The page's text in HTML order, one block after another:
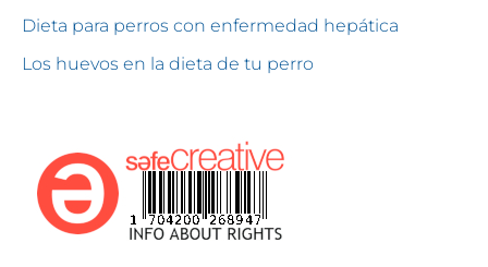
Dieta para perros con enfermedad hepática
Los huevos en la dieta de tu perro